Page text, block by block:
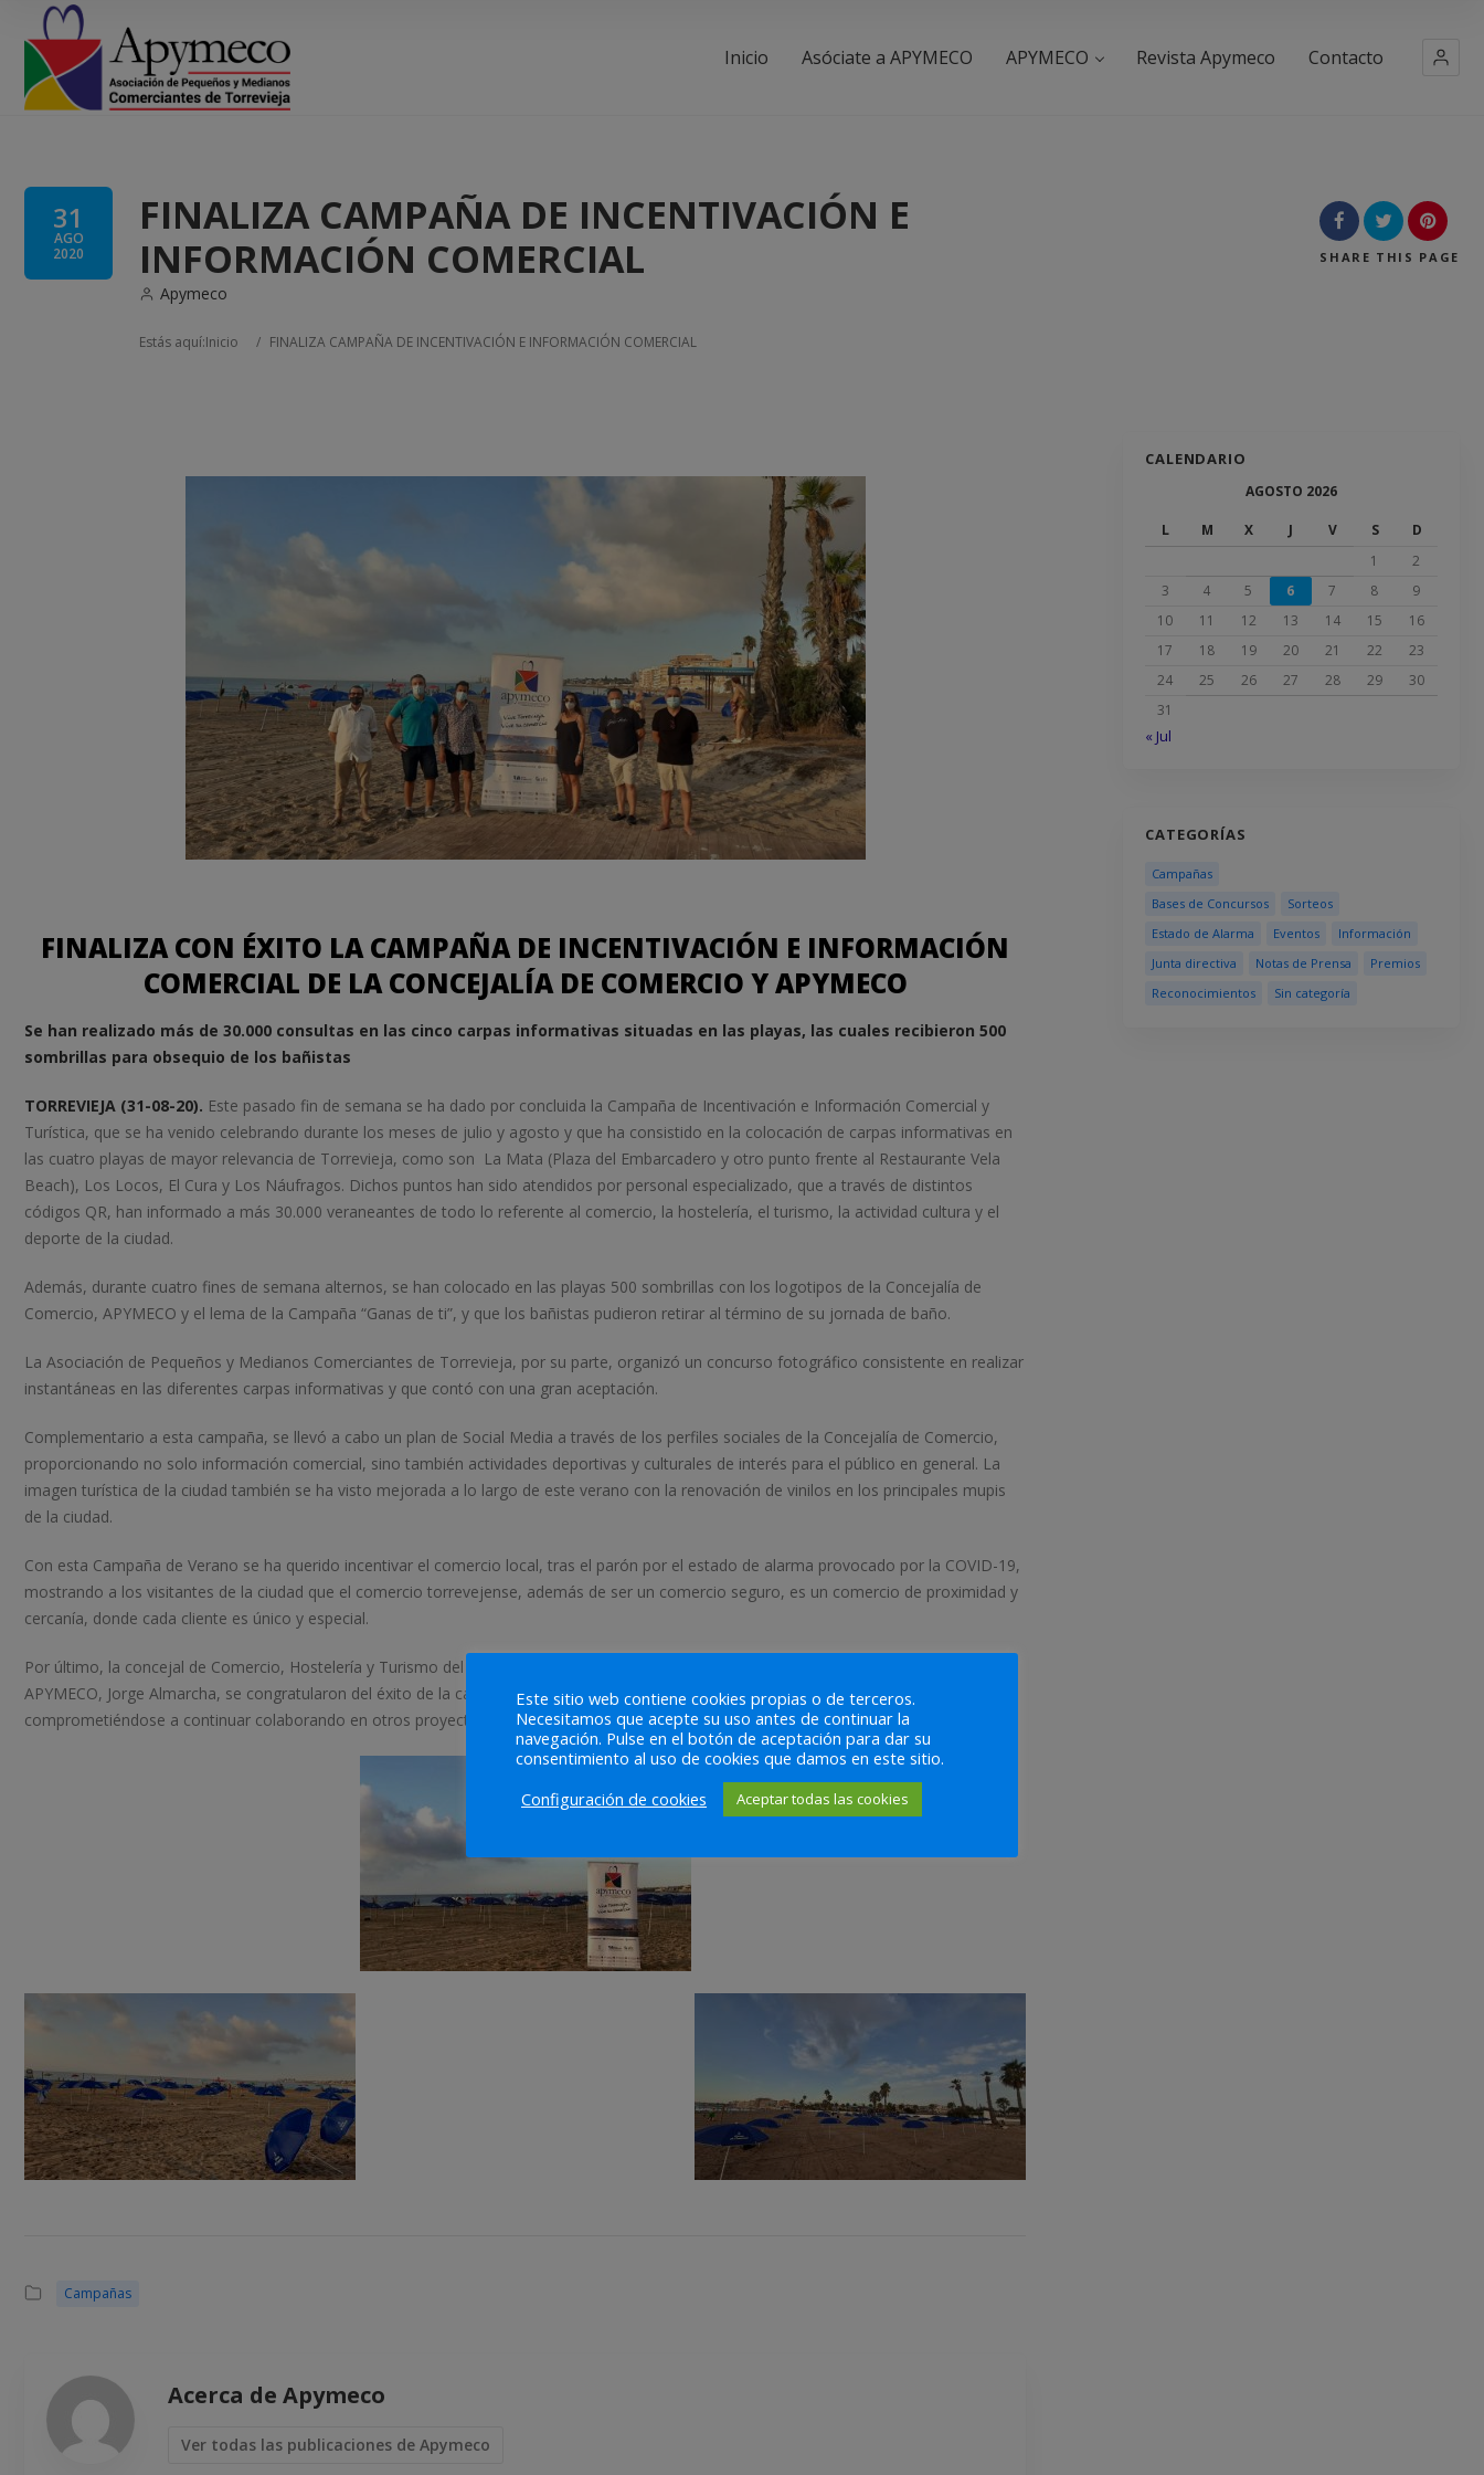
Inicio Asóciate a APYMECO APYMECO Revista Apymeco Contacto
31
AGO
2020
FINALIZA CAMPAÑA DE INCENTIVACIÓN E
INFORMACIÓN COMERCIAL
Apymeco
Estás aquí:Inicio / FINALIZA CAMPAÑA DE INCENTIVACIÓN E INFORMACIÓN COMERCIAL
SHARE THIS PAGE
FINALIZA CON ÉXITO LA CAMPAÑA DE INCENTIVACIÓN E INFORMACIÓN
COMERCIAL DE LA CONCEJALÍA DE COMERCIO Y APYMECO
Se han realizado más de 30.000 consultas en las cinco carpas informativas situadas en las playas, las cuales recibieron 500
sombrillas para obsequio de los bañistas
TORREVIEJA (31-08-20). Este pasado fin de semana se ha dado por concluida la Campaña de Incentivación e Información Comercial y
Turística, que se ha venido celebrando durante los meses de julio y agosto y que ha consistido en la colocación de carpas informativas en
las cuatro playas de mayor relevancia de Torrevieja, como son La Mata (Plaza del Embarcadero y otro punto frente al Restaurante Vela
Beach), Los Locos, El Cura y Los Náufragos. Dichos puntos han sido atendidos por personal especializado, que a través de distintos
códigos QR, han informado a más 30.000 veraneantes de todo lo referente al comercio, la hostelería, el turismo, la actividad cultura y el
deporte de la ciudad.
Además, durante cuatro fines de semana alternos, se han colocado en las playas 500 sombrillas con los logotipos de la Concejalía de
Comercio, APYMECO y el lema de la Campaña “Ganas de ti”, y que los bañistas pudieron retirar al término de su jornada de baño.
La Asociación de Pequeños y Medianos Comerciantes de Torrevieja, por su parte, organizó un concurso fotográfico consistente en realizar
instantáneas en las diferentes carpas informativas y que contó con una gran aceptación.
Complementario a esta campaña, se llevó a cabo un plan de Social Media a través de los perfiles sociales de la Concejalía de Comercio,
proporcionando no solo información comercial, sino también actividades deportivas y culturales de interés para el público en general. La
imagen turística de la ciudad también se ha visto mejorada a lo largo de este verano con la renovación de vinilos en los principales mupis
de la ciudad.
Con esta Campaña de Verano se ha querido incentivar el comercio local, tras el parón por el estado de alarma provocado por la COVID-19,
mostrando a los visitantes de la ciudad que el comercio torrevejense, además de ser un comercio seguro, es un comercio de proximidad y
cercanía, donde cada cliente es único y especial.
Por último, la concejal de Comercio, Hostelería y Turismo del Ayuntamiento de Torrevieja, Rosario Martínez Cazarra y el presidente de
APYMECO, Jorge Almarcha, se congratularon del éxito de la campaña y la aceptación mostraba por parte de bañistas y turistas,
comprometiéndose a continuar colaborando en otros proyectos de incentivación del comercio local.
Campañas
Acerca de Apymeco
Ver todas las publicaciones de Apymeco
CALENDARIO
AGOSTO 2026
L M X J V S
D
1
2
3
4 5 6 7 8
9
10
11 12 13 14 15
16
17
18 19 20 21 22
23
24
25 26 27 28 29
30
31
« Jul
CATEGORÍAS
Campañas
Bases de Concursos
Sorteos
Estado de Alarma
Eventos
Información
Junta directiva
Notas de Prensa
Premios
Reconocimientos
Sin categoría
Este sitio web contiene cookies propias o de terceros.
Necesitamos que acepte su uso antes de continuar la
navegación. Pulse en el botón de aceptación para dar su
consentimiento al uso de cookies que damos en este sitio.
Configuración de cookies
Aceptar todas las cookies